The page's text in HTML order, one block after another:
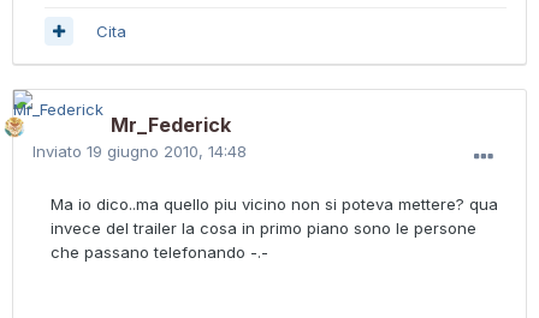
Cita
Mr_Federick
Inviato 19 giugno 2010, 14:48
Ma io dico..ma quello piu vicino non si poteva mettere? qua
invece del trailer la cosa in primo piano sono le persone
che passano telefonando -.-